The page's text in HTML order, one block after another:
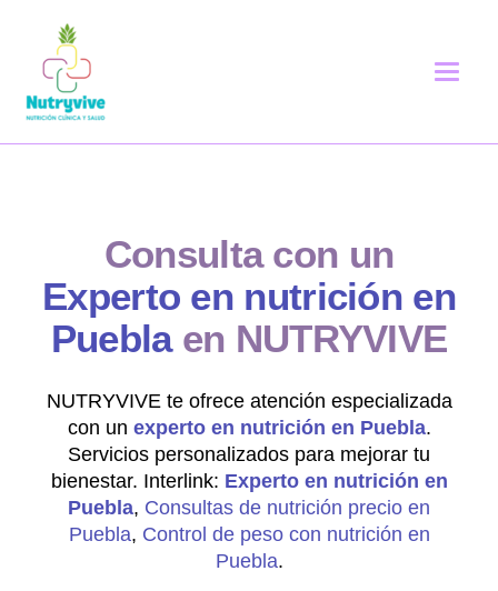
Consulta con un
Experto en nutrición en
Pueblaen NUTRYVIVE
NUTRYVIVE te ofrece atención especializada
con un experto en nutrición en Puebla.
Servicios personalizados para mejorar tu
bienestar. Interlink: Experto en nutrición en
Puebla, Consultas de nutrición precio en
Puebla, Control de peso con nutrición en
Puebla.